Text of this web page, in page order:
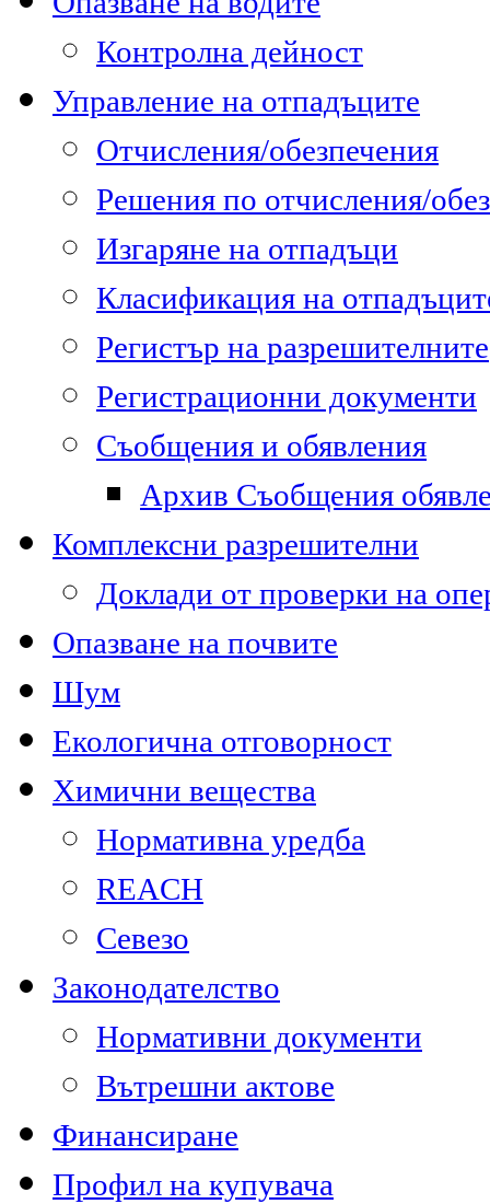
Контролна дейност
Управление на отпадъците
Отчисления/обезпечения
Решения по отчисления/
Изгаряне на отпадъци
Класификация на
Регистър на разрешителните
Регистрационни документи
Съобщения и обявления
Архив Съобщения
Комплексни разрешителни
Доклади от проверки на
Опазване на почвите
Шум
Екологична отговорност
Химични вещества
Нормативна уредба
REACH
Севезо
Законодателство
Нормативни документи
Вътрешни актове
Финансиране
Профил на купувача